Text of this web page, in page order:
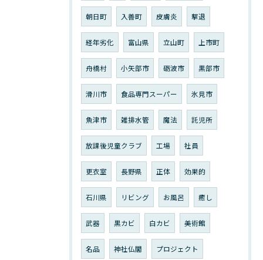
朝日町 入善町 皮膚炎 撃退
経年劣化 富山県 立山町 上市町
舟橋村 小矢部市 砺波市 黒部市
滑川市 食品専門スーパー 氷見市
魚津市 雑排水管 魔法 託児所
放課後児童クラブ 工場 社員
更衣室 長野県 正体 効果的
石川県 リビング お風呂 癒し
武器 黒カビ 白カビ 美術館
名品 神社仏閣 プロジェクト